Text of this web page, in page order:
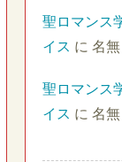
聖ロマンス
イス に 名
聖ロマンス
イス に 名